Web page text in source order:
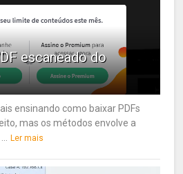
escaneado do
ensinando como baixar PDFs
mas os métodos envolve a
Ler mais